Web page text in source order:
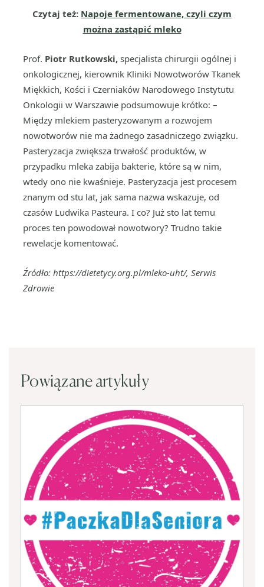
Czytaj też: Napoje fermentowane, czyli czym
można zastąpić mleko
Prof. Piotr Rutkowski, specjalista chirurgii ogólnej i
onkologicznej, kierownik Kliniki Nowotworów Tkanek
Miękkich, Kości i Czerniaków Narodowego Instytutu
Onkologii w Warszawie podsumowuje krótko: –
Między mlekiem pasteryzowanym a rozwojem
nowotworów nie ma żadnego zasadniczego związku.
Pasteryzacja zwiększa trwałość produktów, w
przypadku mleka zabija bakterie, które są w nim,
wtedy ono nie kwaśnieje. Pasteryzacja jest procesem
znanym od stu lat, jak sama nazwa wskazuje, od
czasów Ludwika Pasteura. I co? Już sto lat temu
proces ten powodował nowotwory? Trudno takie
rewelacje komentować.
Źródło: https://dietetycy.org.pl/mleko-uht/, Serwis
Zdrowie
Powiązane artykuły